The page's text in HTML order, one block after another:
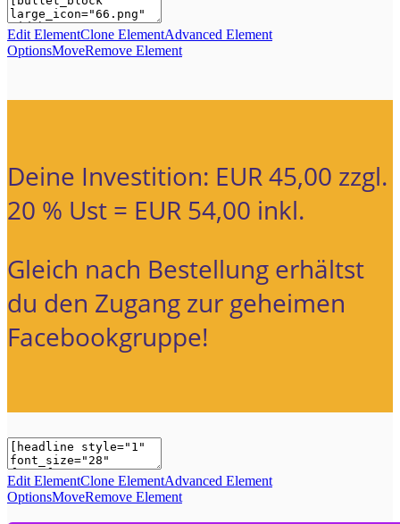
Edit ElementClone ElementAdvanced Element
OptionsMoveRemove Element
Deine Investition: EUR 45,00 zzgl.
20 % Ust = EUR 54,00 inkl.
Gleich nach Bestellung erhältst
du den Zugang zur geheimen
Facebookgruppe!
Edit ElementClone ElementAdvanced Element
OptionsMoveRemove Element